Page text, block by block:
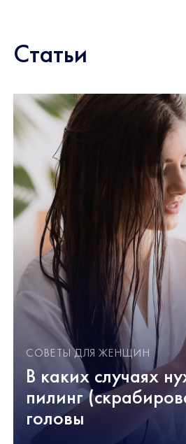
Статьи
СОВЕТЫ ДЛЯ ЖЕНЩИН
В каких случаях
пилинг
головы